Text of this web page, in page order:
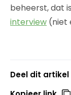
beheerst, dat
interview (niet
Deel dit artikel